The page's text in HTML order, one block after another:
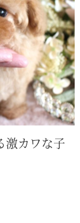
激カワな子